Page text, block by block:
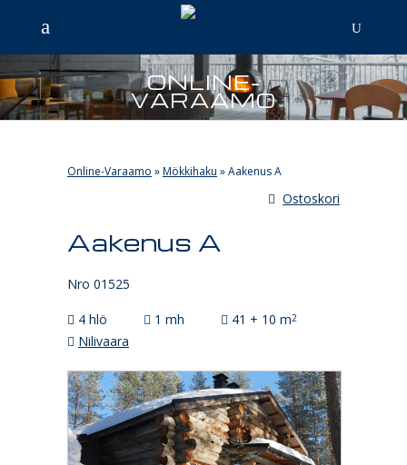
ONLINE-
VARAAMO
Online-Varaamo »Mökkihaku »Aakenus A
Ostoskori
Aakenus A
Nro 01525
4 hlö 1 mh 41 + 10 m2
Nilivaara